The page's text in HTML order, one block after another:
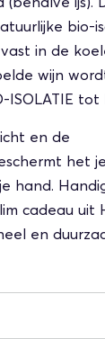
ijs).
bio-
in de
wijn
ISOLATIE
en de
het
hand.
cadeau uit
en